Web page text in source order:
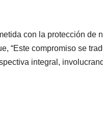
con la protección de
“Este compromiso se
integral,